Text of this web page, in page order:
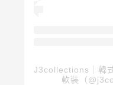
J3collections｜韓
軟裝（